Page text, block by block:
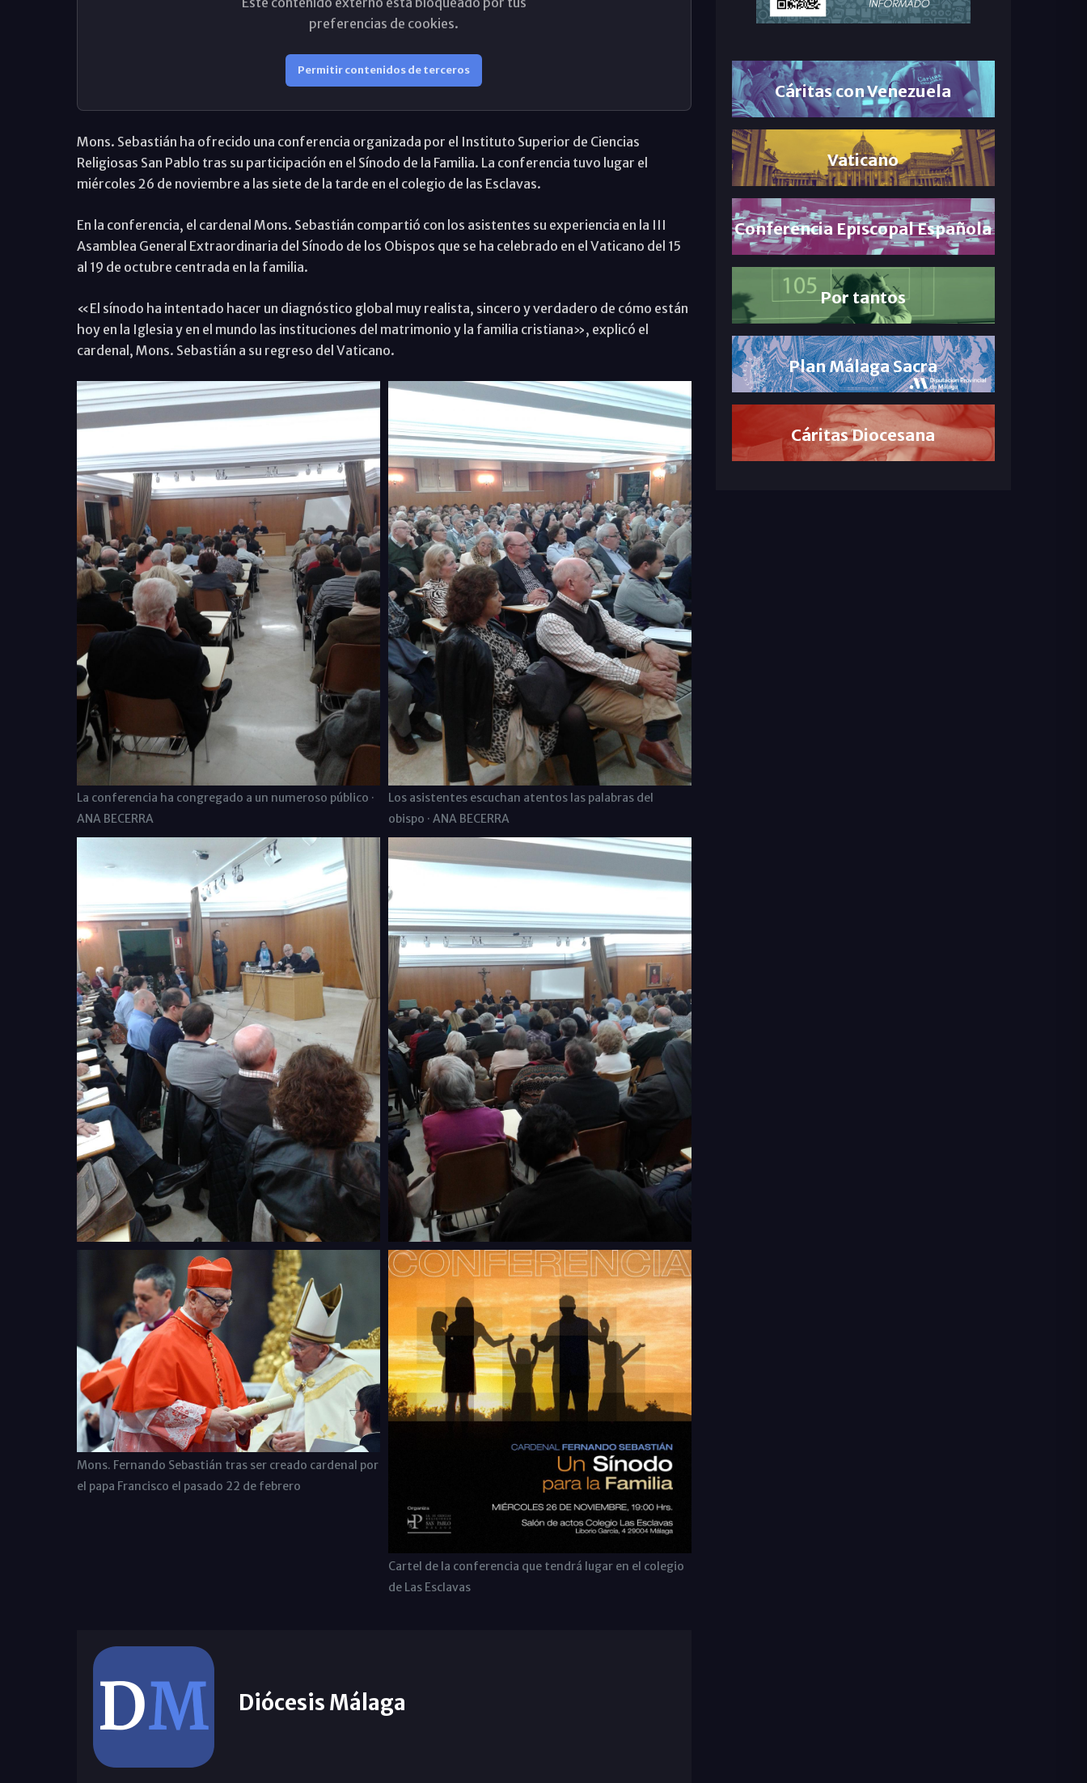
preferencias de cookies.
Permitir contenidos de terceros
Mons. Sebastián ha ofrecido una conferencia organizada por el Instituto Superior de Ciencias
Religiosas San Pablo tras su participación en el Sínodo de la Familia. La conferencia tuvo lugar el
miércoles 26 de noviembre a las siete de la tarde en el colegio de las Esclavas.
En la conferencia, el cardenal Mons. Sebastián compartió con los asistentes su experiencia en la III
Asamblea General Extraordinaria del Sínodo de los Obispos que se ha celebrado en el Vaticano del 15
al 19 de octubre centrada en la familia.
«El sínodo ha intentado hacer un diagnóstico global muy realista, sincero y verdadero de cómo están
hoy en la Iglesia y en el mundo las instituciones del matrimonio y la familia cristiana», explicó el
cardenal, Mons. Sebastián a su regreso del Vaticano.
La conferencia ha congregado a un numeroso público ·
ANA BECERRA
Los asistentes escuchan atentos las palabras del
obispo · ANA BECERRA
Mons. Fernando Sebastián tras ser creado cardenal por
el papa Francisco el pasado 22 de febrero
Cartel de la conferencia que tendrá lugar en el colegio
de Las Esclavas
Diócesis Málaga
Cáritas con Venezuela
Vaticano
Conferencia Episcopal Española
Por tantos
Plan Málaga Sacra
Cáritas Diocesana